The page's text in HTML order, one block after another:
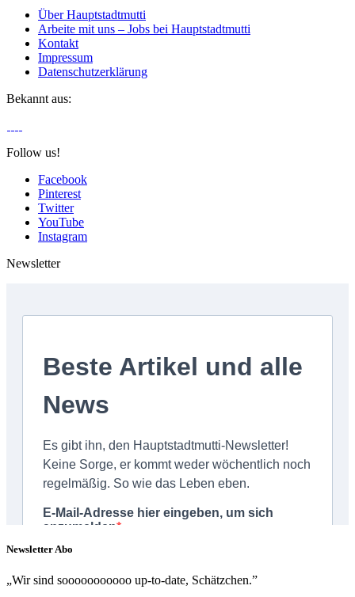
Über Hauptstadtmutti
Arbeite mit uns – Jobs bei Hauptstadtmutti
Kontakt
Impressum
Datenschutzerklärung
Bekannt aus:
Follow us!
Facebook
Pinterest
Twitter
YouTube
Instagram
Newsletter
Newsletter Abo
„Wir sind sooooooooooo up-to-date, Schätzchen.”